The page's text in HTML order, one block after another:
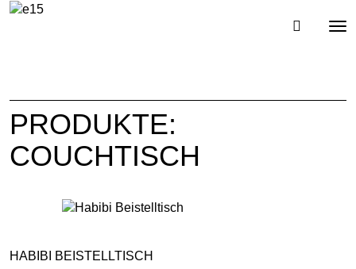
PRODUKTE:
COUCHTISCH
HABIBI BEISTELLTISCH